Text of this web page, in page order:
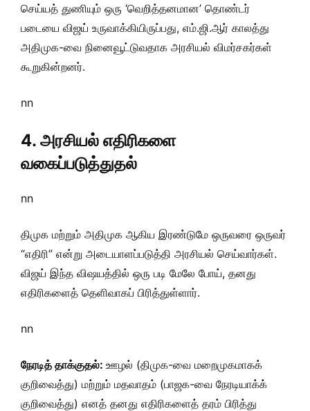
செய்யத் துணியும் ஒரு ‘வெறித்தனமான’ தொண்டர்
படையை விஜய் உருவாக்கியிருப்பது, எம்.ஜி.ஆர் காலத்து
அதிமுக-வை நினைவூட்டுவதாக அரசியல் விமர்சகர்கள்
கூறுகின்றனர்.
nn
4. அரசியல் எதிரிகளை
வகைப்படுத்துதல்
nn
திமுக மற்றும் அதிமுக ஆகிய இரண்டுமே ஒருவரை ஒருவர்
“எதிரி” என்று அடையாளப்படுத்தி அரசியல் செய்வார்கள்.
விஜய் இந்த விஷயத்தில் ஒரு படி மேலே போய், தனது
எதிரிகளைத் தெளிவாகப் பிரித்துள்ளார்.
nn
நேரடித் தாக்குதல்: ஊழல் (திமுக-வை மறைமுகமாகக்
குறிவைத்து) மற்றும் மதவாதம் (பாஜக-வை நேரடியாக்க்
குறிவைத்து) எனத் தனது எதிரிகளைத் தரம் பிரித்து